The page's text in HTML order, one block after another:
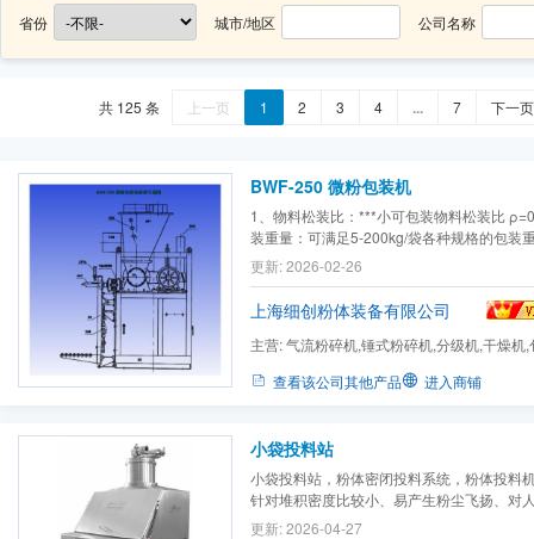
省份 城市/地区 公司名称
共 125 条 上一页 1 2 3 4 ... 7 下一页
BWF-250 微粉包装机
1、物料松装比：***小可包装物料松装比
装重量：可满足5-200kg/袋各种规格的包装
0.8MPa以上，0.4m3/分洁净气源，根据物
气源处理，以保证物料品质。 4、吸尘源：
分 5、供给电源：AC380V×3Φ、50HZ含地
1.5mm2×3×1.0mm2×1 6...
更新: 2026-02-26
上海细创粉体装备有限公司
主营:气流粉碎机,锤式粉碎机,分级机,干燥机
查看该公司其他产品
进入商铺
小袋投料站
小袋投料站，粉体密闭投料系统，粉体投料
针对堆积密度比较小、易产生粉尘飞扬、对
的粉体，采用手套箱卸料系统是***佳选择。
更新: 2026-04-27